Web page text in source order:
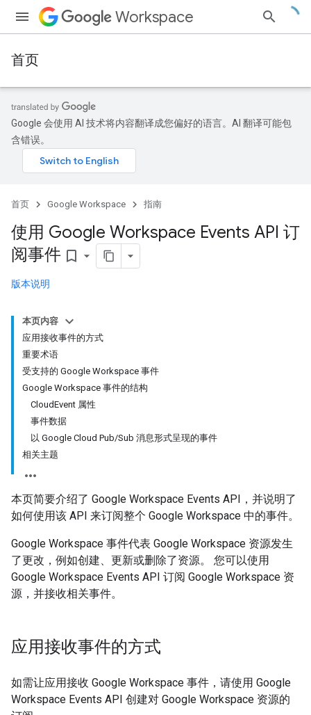
Workspace
首页
Google 会使用 AI 技术将内容翻译成您偏好的语言。AI 翻译可能包
含错误。
首页 Google Workspace 指南
使用 Google Workspace Events API 订
阅事件 bookmark_border
版本说明
本页内容
应用接收事件的方式
重要术语
受支持的 Google Workspace 事件
Google Workspace 事件的结构
CloudEvent 属性
事件数据
以 Google Cloud Pub/Sub 消息形式呈现的事件
相关主题
本页简要介绍了 Google Workspace Events API，并说明了
如何使用该 API 来订阅整个 Google Workspace 中的事件。
Google Workspace 事件代表 Google Workspace 资源发生
了更改，例如创建、更新或删除了资源。 您可以使用
Google Workspace Events API 订阅 Google Workspace 资
源，并接收相关事件。
应用接收事件的方式
如需让应用接收 Google Workspace 事件，请使用 Google
Workspace Events API 创建对 Google Workspace 资源的